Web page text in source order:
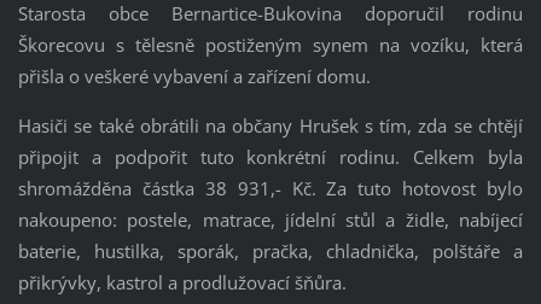
Starosta obce Bernartice-Bukovina doporučil rodinu
Škorecovu s tělesně postiženým synem na vozíku, která
přišla o veškeré vybavení a zařízení domu.
Hasiči se také obrátili na občany Hrušek s tím, zda se chtějí
připojit a podpořit tuto konkrétní rodinu. Celkem byla
shromážděna částka 38 931,- Kč. Za tuto hotovost bylo
nakoupeno: postele, matrace, jídelní stůl a židle, nabíjecí
baterie, hustilka, sporák, pračka, chladnička, polštáře a
přikrývky, kastrol a prodlužovací šňůra.